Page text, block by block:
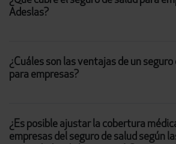
Adeslas?
¿Cuáles son las ventajas de un seguro
para empresas?
¿Es posible ajustar la cobertura
empresas del seguro de salud según